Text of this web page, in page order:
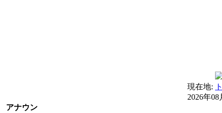
現在地:
2026年08
アナウン